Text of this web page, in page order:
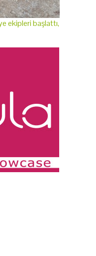
ekipleri başlattı,